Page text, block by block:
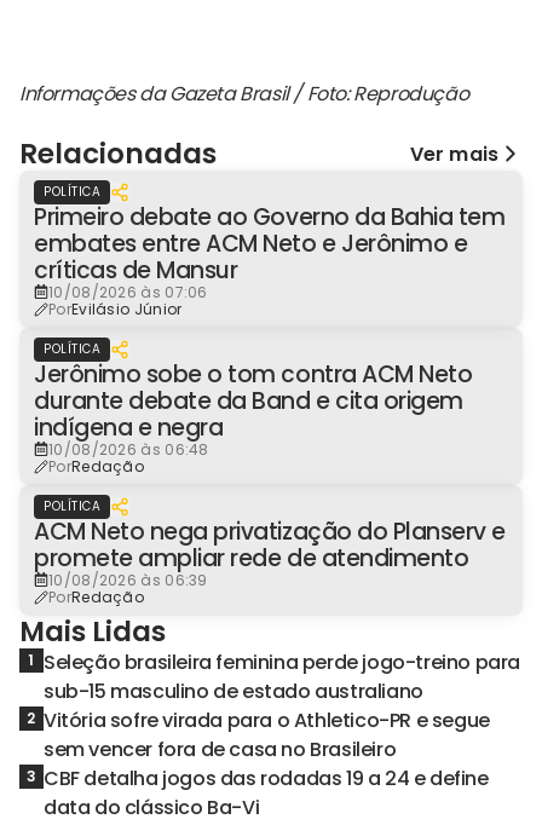
Informações da Gazeta Brasil / Foto: Reprodução
Relacionadas Ver mais
POLÍTICA
Primeiro debate ao Governo da Bahia tem
embates entre ACM Neto e Jerônimo e
críticas de Mansur
10/08/2026 às 07:06
PorEvilásio Júnior
POLÍTICA
Jerônimo sobe o tom contra ACM Neto
durante debate da Band e cita origem
indígena e negra
10/08/2026 às 06:48
PorRedação
POLÍTICA
ACM Neto nega privatização do Planserv e
promete ampliar rede de atendimento
10/08/2026 às 06:39
PorRedação
Mais Lidas
1 Seleção brasileira feminina perde jogo-treino para
sub-15 masculino de estado australiano
2 Vitória sofre virada para o Athletico-PR e segue
sem vencer fora de casa no Brasileiro
3 CBF detalha jogos das rodadas 19 a 24 e define
data do clássico Ba-Vi